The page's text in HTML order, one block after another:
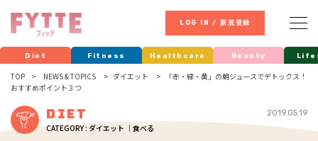
LOG IN / 新規登録
Diet Fitness Healthcare Beauty
TOP NEWS & TOPICS ダイエット
「赤・緑・黄」の朝ジュースでデトックス！
おすすめポイント３つ
Diet
CATEGORY : ダイエット ｜食べる
2019.05.19